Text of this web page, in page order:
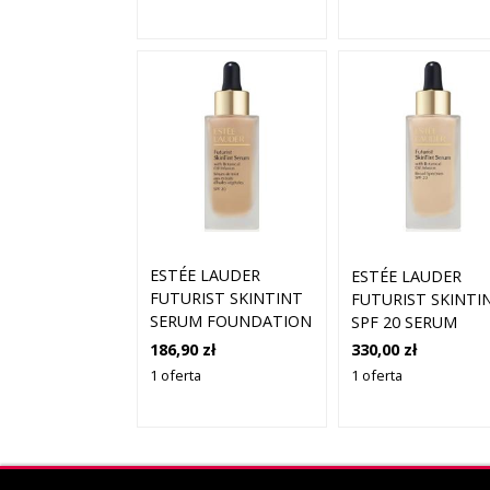
RESCUE 3W1 TAWNY -
DLA KOBIET
ESTÉE LAUDER
FUTURIST SKINTINT
SERUM FOUNDATION
WITH BOTANICAL OIL
INFUSION SPF 20
VANILLA 30 ML
186,90 zł
1 oferta
ESTÉE LAUDER
FUTURIST
SPF 20 SERUM
PODKŁAD SPF 20
KOLOR 0N1
330,00 zł
1 oferta